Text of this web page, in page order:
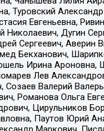
Туровский
Евгеньевна,
Николаевич, Дугин
Сергеевич, Аверин
Бекханович,
Ирина Ароновна,
Лев
Созаев Валерий
Романова Ольга
Цирульников
Паутов Юрий